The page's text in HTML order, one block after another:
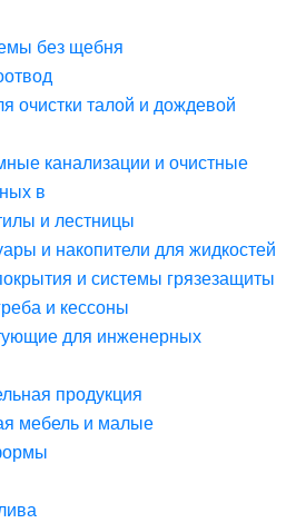
без щебня
очистки талой и дождевой
канализации и очистные
в
и лестницы
и накопители для жидкостей
и системы грязезащиты
и кессоны
для инженерных
продукция
мебель и малые